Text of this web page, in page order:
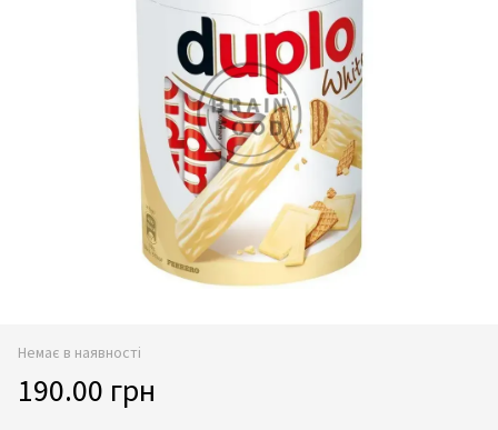
Немає в наявності
190.00 грн